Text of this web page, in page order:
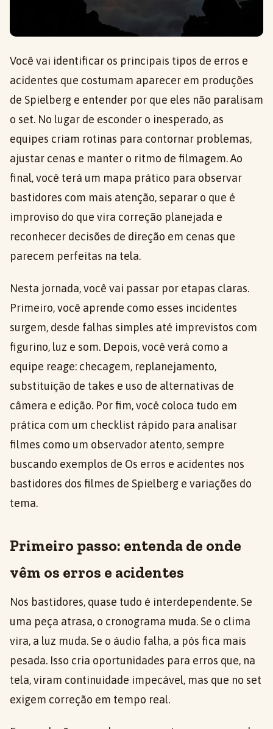
Você vai identificar os principais tipos de erros e
acidentes que costumam aparecer em produções
de Spielberg e entender por que eles não paralisam
o set. No lugar de esconder o inesperado, as
equipes criam rotinas para contornar problemas,
ajustar cenas e manter o ritmo de filmagem. Ao
final, você terá um mapa prático para observar
bastidores com mais atenção, separar o que é
improviso do que vira correção planejada e
reconhecer decisões de direção em cenas que
parecem perfeitas na tela.
Nesta jornada, você vai passar por etapas claras.
Primeiro, você aprende como esses incidentes
surgem, desde falhas simples até imprevistos com
figurino, luz e som. Depois, você verá como a
equipe reage: checagem, replanejamento,
substituição de takes e uso de alternativas de
câmera e edição. Por fim, você coloca tudo em
prática com um checklist rápido para analisar
filmes como um observador atento, sempre
buscando exemplos de Os erros e acidentes nos
bastidores dos filmes de Spielberg e variações do
tema.
Primeiro passo: entenda de onde
vêm os erros e acidentes
Nos bastidores, quase tudo é interdependente. Se
uma peça atrasa, o cronograma muda. Se o clima
vira, a luz muda. Se o áudio falha, a pós fica mais
pesada. Isso cria oportunidades para erros que, na
tela, viram continuidade impecável, mas que no set
exigem correção em tempo real.